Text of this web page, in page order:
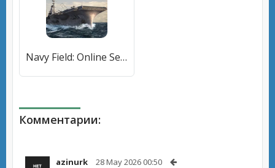
Navy Field: Online Sea Battles (НеиФилд) [МОД Много денег] APK Android
Комментарии:
azinurk 28 May 2026 00:50